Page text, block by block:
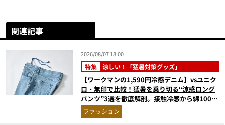
関連記事
2026/08/07 18:00
特集 涼しい！「猛暑対策グッズ」
【ワークマンの1,590円冷感デニム】vsユニク
ロ・無印で比較！猛暑を乗り切る“涼感ロング
パンツ”3選を徹底解剖。接触冷感から綿100%
まで決定版
ファッション